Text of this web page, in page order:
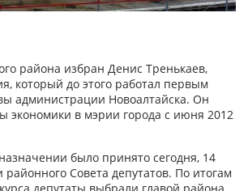
района избран Денис Тренькаев,
который до этого работал первым
администрации Новоалтайска. Он
экономики в мэрии города с июня 2012
было принято сегодня, 14
районного Совета депутатов. По итогам